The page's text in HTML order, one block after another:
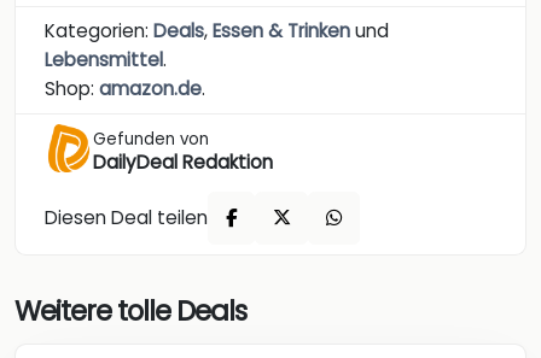
Kategorien: Deals,Essen & Trinkenund
Lebensmittel.
Shop: amazon.de.
Gefunden von
DailyDeal Redaktion
Diesen Deal teilen
Weitere tolle Deals